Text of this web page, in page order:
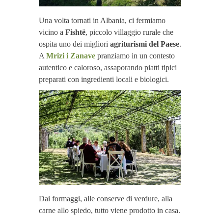
Una volta tornati in Albania, ci fermiamo
vicino a Fishtë, piccolo villaggio rurale che
ospita uno dei migliori agriturismi del Paese.
A Mrizi i Zanave pranziamo in un contesto
autentico e caloroso, assaporando piatti tipici
preparati con ingredienti locali e biologici.
Dai formaggi, alle conserve di verdure, alla
carne allo spiedo, tutto viene prodotto in casa.